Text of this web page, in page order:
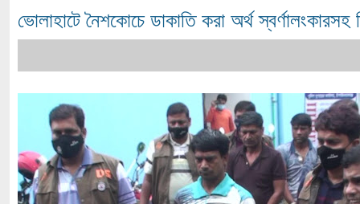
ভোলাহাটে নৈশকোচে ডাকাতি করা অর্থ